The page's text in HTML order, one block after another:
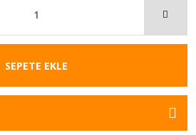
SEPETE EKLE